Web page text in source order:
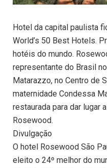
Hotel da capital paulista
World’s 50 Best Hotels.
hotéis do mundo.
representante do Brasil
Matarazzo, no Centro de
maternidade Condessa
restaurada para dar lugar
Rosewood.
Divulgação
O hotel Rosewood São
eleito o 24º melhor do